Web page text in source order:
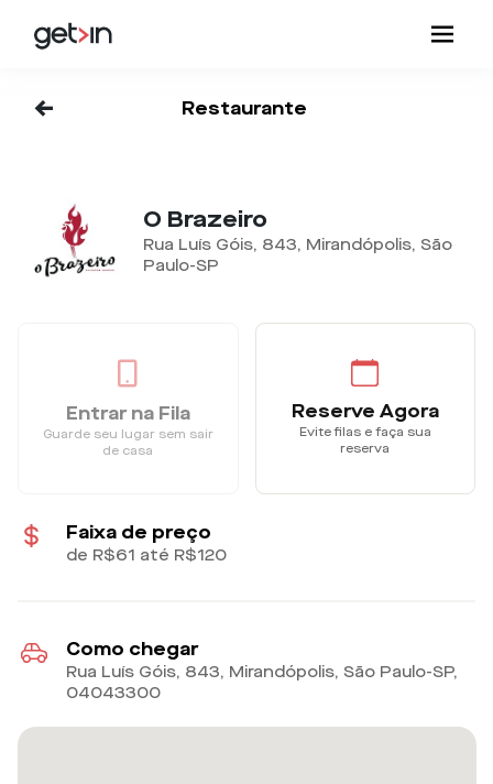
<- Restaurante
O Brazeiro
Rua Luís Góis, 843, Mirandópolis, São
Paulo-SP
Entrar na Fila
Guarde seu lugar sem sair
de casa
Reserve Agora
Evite filas e faça sua
reserva
Faixa de preço
de R$61 até R$120
Como chegar
Rua Luís Góis, 843, Mirandópolis, São Paulo-SP,
04043300